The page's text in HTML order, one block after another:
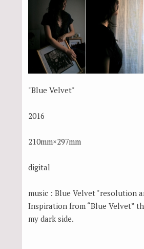
"Blue Velvet"
2016
210mm×297mm
digital
music : Blue Velvet "resolution
Inspiration from “Blue Velvet”
my dark side.